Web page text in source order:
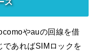
やauの回線を借
であればSIMロックを